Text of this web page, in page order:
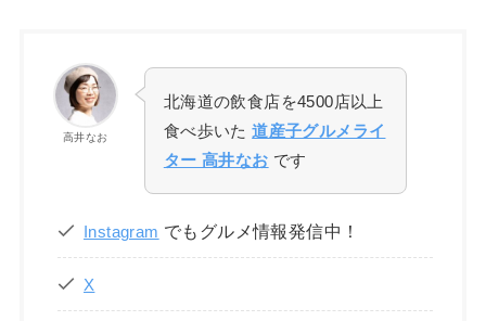
高井なお
北海道の飲食店を4500店以上
食べ歩いた道産子グルメライ
ター 高井なお です
Instagram でもグルメ情報発信中！
X